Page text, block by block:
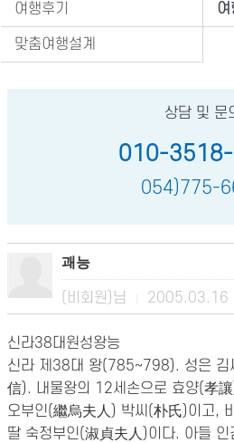
여행후기 여
맞춤여행설계
상담 및 문
010-
054)775-
괘능
(비회원)님 2005.03.16
신라38대원성왕능
신라 제38대 왕(785∼798). 성은 김
信). 내물왕의 12세손으로 효양(孝
오부인(繼烏夫人) 박씨(朴氏)이고,
딸 숙정부인(淑貞夫人)이다. 아들 인